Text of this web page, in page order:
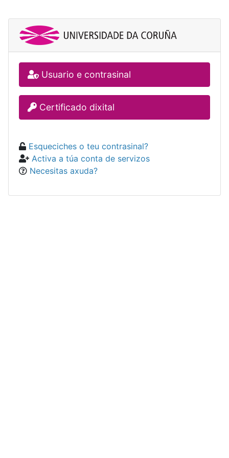
Usuario e contrasinal
Certificado dixital
Esqueciches o teu contrasinal?
Activa a túa conta de servizos
Necesitas axuda?